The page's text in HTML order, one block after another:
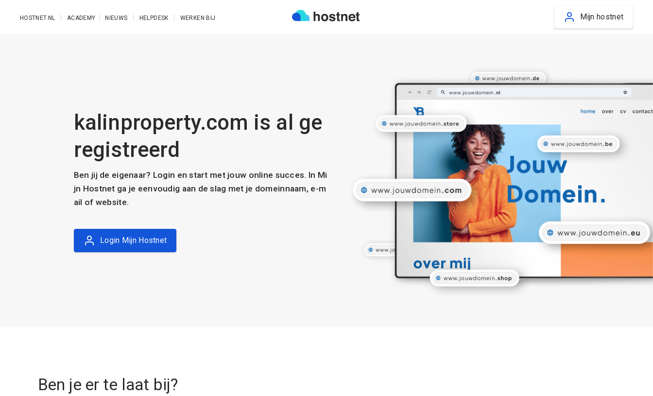
HOSTNET.NL ACADEMY NIEUWS HELPDESK WERKEN BIJ Mijn hostnet
kalinproperty.com is al ge
registreerd
Ben jij de eigenaar? Login en start met jouw online succes. In Mi
jn Hostnet ga je eenvoudig aan de slag met je domeinnaam, e-m
ail of website.
Login Mijn Hostnet
Ben je er te laat bij?